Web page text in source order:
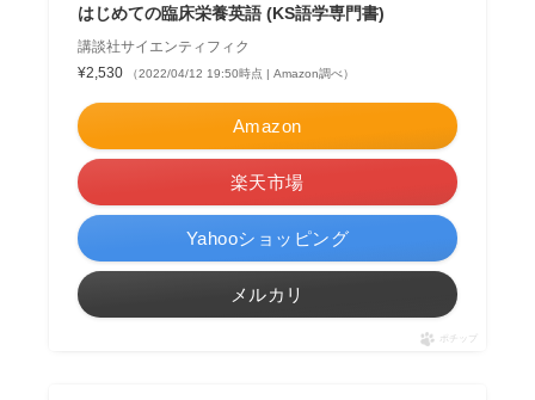
はじめての臨床栄養英語 (KS語学専門書)
講談社サイエンティフィク
¥2,530
（2022/04/12 19:50時点 | Amazon調べ）
Amazon
楽天市場
Yahooショッピング
メルカリ
ポチップ